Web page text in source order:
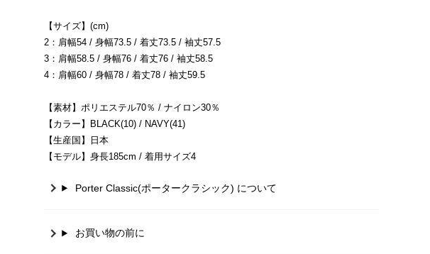
【サイズ】(cm)
2：肩幅54 / 身幅73.5 / 着丈73.5 / 袖丈57.5
3：肩幅58.5 / 身幅76 / 着丈76 / 袖丈58.5
4：肩幅60 / 身幅78 / 着丈78 / 袖丈59.5
【素材】ポリエステル70％ / ナイロン30％
【カラー】BLACK(10) / NAVY(41)
【生産国】日本
【モデル】身長185cm / 着用サイズ4
Porter Classic(ポータークラシック) について
お買い物の前に